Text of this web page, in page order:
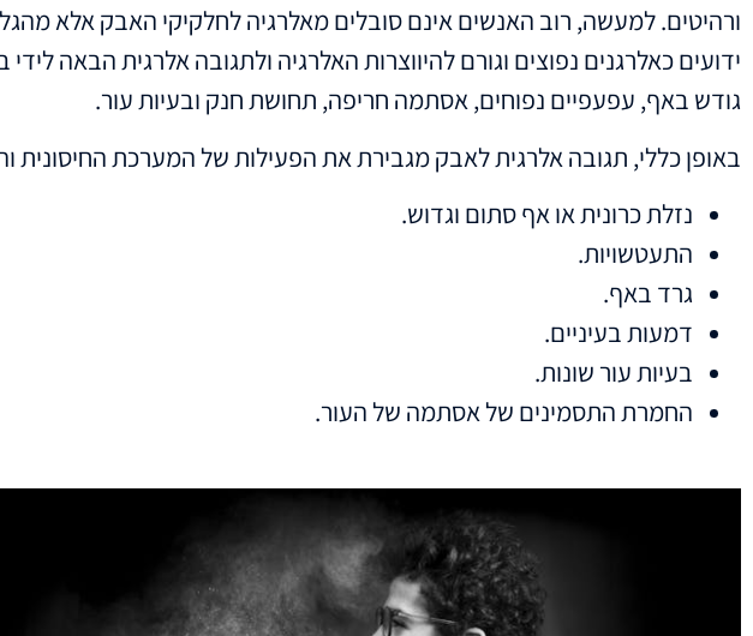
ורהיטים. למעשה, רוב האנשים אינם סובלים מאלרגיה לחלקיקי האבק אלא
ידועים כאלרגנים נפוצים וגורם להיווצרות האלרגיה ולתגובה אלרגית הבאה
גודש באף, עפעפיים נפוחים, אסתמה חריפה, תחושת חנק ובעיות עור.
באופן כללי, תגובה אלרגית לאבק מגבירת את הפעילות של המערכת החיסונית
נזלת כרונית או אף סתום וגדוש.
התעטשויות.
גרד באף.
דמעות בעיניים.
בעיות עור שונות.
החמרת התסמינים של אסתמה של העור.